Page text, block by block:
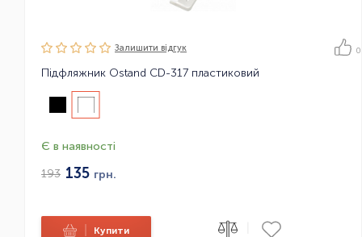
Залишити вiдгук 0
Підфляжник Ostand CD-317 пластиковий
Є в наявності
193 135 грн.
Купити